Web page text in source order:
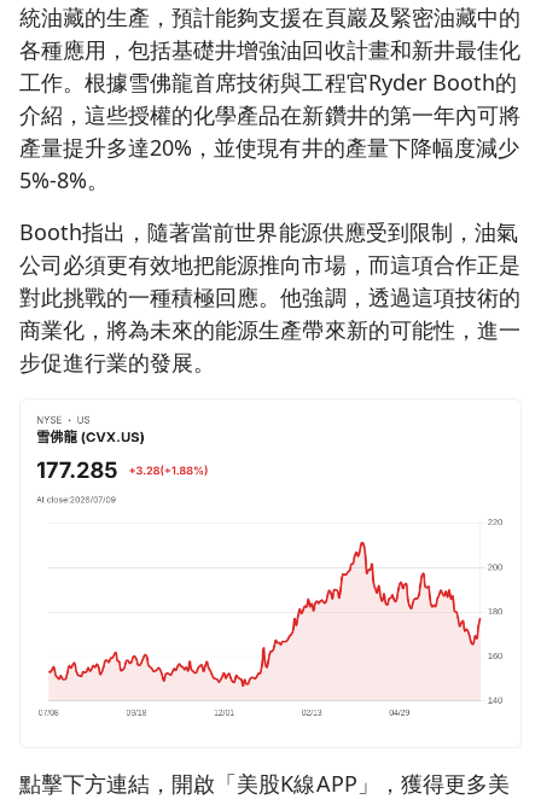
統油藏的生產，預計能夠支援在頁巖及緊密油藏中的
各種應用，包括基礎井增強油回收計畫和新井最佳化
工作。根據雪佛龍首席技術與工程官Ryder Booth的
介紹，這些授權的化學產品在新鑽井的第一年內可將
產量提升多達20%，並使現有井的產量下降幅度減少
5%-8%。
Booth指出，隨著當前世界能源供應受到限制，油氣
公司必須更有效地把能源推向市場，而這項合作正是
對此挑戰的一種積極回應。他強調，透過這項技術的
商業化，將為未來的能源生產帶來新的可能性，進一
步促進行業的發展。
點擊下方連結，開啟「美股K線APP」，獲得更多美